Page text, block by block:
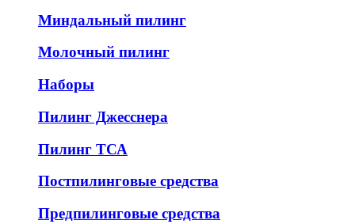
Миндальный пилинг
Молочный пилинг
Наборы
Пилинг Джесснера
Пилинг ТСА
Постпилинговые средства
Предпилинговые средства